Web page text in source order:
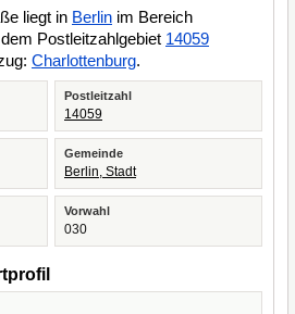
liegt in Berlin im Bereich
Postleitzahlgebiet 14059
Charlottenburg.
Postleitzahl
14059
Gemeinde
Berlin, Stadt
Vorwahl
030